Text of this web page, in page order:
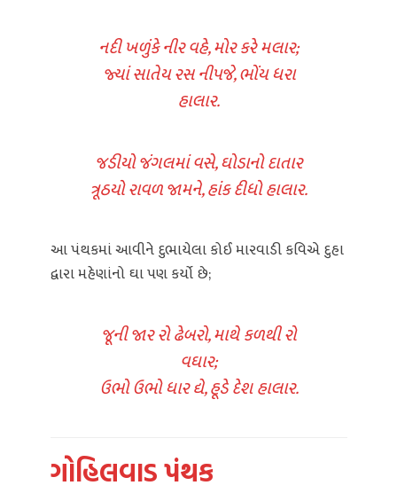
નદી ખળુંકે નીર વહે, મોર કરે મલાર;
જ્યાં સાતેય રસ નીપજે, ભોંય ધરા
હાલાર.
જડીયો જંગલમાં વસે, ઘોડાનો દાતાર
ત્રૂઠયો રાવળ જામને, હાંક દીધો હાલાર.
આ પંથકમાં આવીને દુભાયેલા કોઈ મારવાડી કવિએ દુહા
દ્વારા મહેણાંનો ઘા પણ કર્યો છે;
જૂની જાર રો ઢેબરો, માથે કળથી રો
વઘાર;
ઉભો ઉભો ધાર દ્યે, હૂડે દેશ હાલાર.
ગોહિલવાડ પંથક